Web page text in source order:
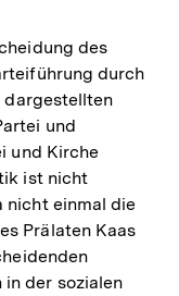
des
durch
dargestellten
und
und Kirche
ist nicht
nicht einmal die
Prälaten Kaas
in der sozialen